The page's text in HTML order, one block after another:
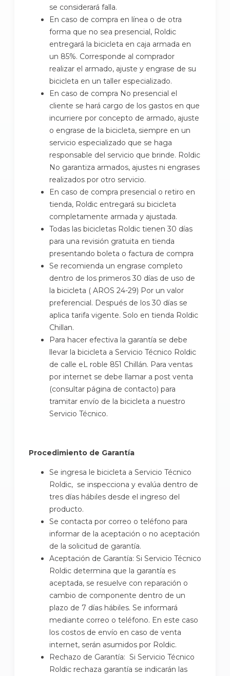
se considerará falla.
En caso de compra en línea o de otra
forma que no sea presencial, Roldic
entregará la bicicleta en caja armada en
un 85%. Corresponde al comprador
realizar el armado, ajuste y engrase de su
bicicleta en un taller especializado.
En caso de compra No presencial el
cliente se hará cargo de los gastos en que
incurriere por concepto de armado, ajuste
o engrase de la bicicleta, siempre en un
servicio especializado que se haga
responsable del servicio que brinde. Roldic
No garantiza armados, ajustes ni engrases
realizados por otro servicio.
En caso de compra presencial o retiro en
tienda, Roldic entregará su bicicleta
completamente armada y ajustada.
Todas las bicicletas Roldic tienen 30 días
para una revisión gratuita en tienda
presentando boleta o factura de compra
Se recomienda un engrase completo
dentro de los primeros 30 días de uso de
la bicicleta ( AROS 24-29) Por un valor
preferencial. Después de los 30 días se
aplica tarifa vigente. Solo en tienda Roldic
Chillan.
Para hacer efectiva la garantía se debe
llevar la bicicleta a Servicio Técnico Roldic
de calle eL roble 851 Chillán. Para ventas
por internet se debe llamar a post venta
(consultar página de contacto) para
tramitar envío de la bicicleta a nuestro
Servicio Técnico.
Procedimiento de Garantía
Se ingresa le bicicleta a Servicio Técnico
Roldic, se inspecciona y evalúa dentro de
tres días hábiles desde el ingreso del
producto.
Se contacta por correo o teléfono para
informar de la aceptación o no aceptación
de la solicitud de garantía.
Aceptación de Garantía: Si Servicio Técnico
Roldic determina que la garantía es
aceptada, se resuelve con reparación o
cambio de componente dentro de un
plazo de 7 días hábiles. Se informará
mediante correo o teléfono. En este caso
los costos de envío en caso de venta
internet, serán asumidos por Roldic.
Rechazo de Garantía: Si Servicio Técnico
Roldic rechaza garantía se indicarán las